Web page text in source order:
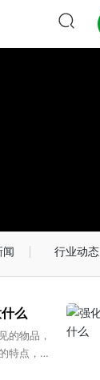
闻 行业动态
么
的物品，
特点，被
。然而，